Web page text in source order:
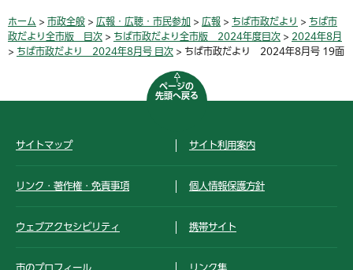
ホーム > 市政全般 > 広報・広聴・市民参加 > 広報 > ちば市政だより > ちば市
政だより全市版 目次 > ちば市政だより全市版 2024年度目次 > 2024年8月
> ちば市政だより 2024年8月号 目次 > ちば市政だより 2024年8月号 19面
ページの
先頭へ戻る
サイトマップ サイト利用案内
リンク・著作権・免責事項 個人情報保護方針
ウェブアクセシビリティ 携帯サイト
市のプロフィール リンク集